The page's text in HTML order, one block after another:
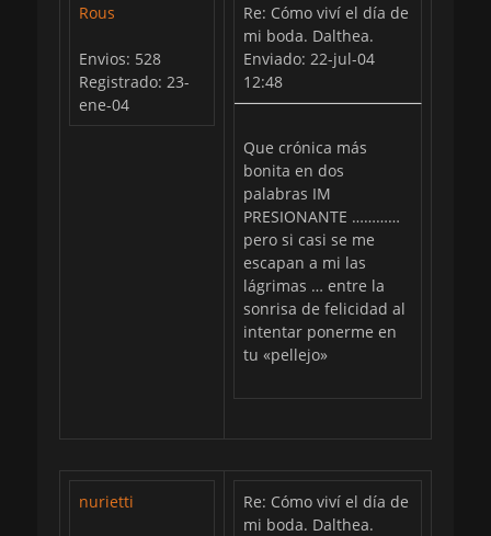
Rous
Envios: 528
Registrado: 23-
ene-04
Re: Cómo viví el día de
mi boda. Dalthea.
Enviado: 22-jul-04
12:48
Que crónica más
bonita en dos
palabras IM
PRESIONANTE …………
pero si casi se me
escapan a mi las
lágrimas … entre la
sonrisa de felicidad al
intentar ponerme en
tu «pellejo»
nurietti
Re: Cómo viví el día de
mi boda. Dalthea.